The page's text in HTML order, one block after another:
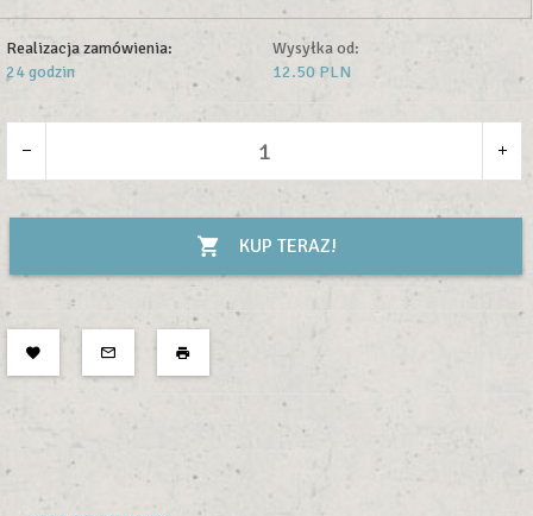
Realizacja zamówienia:
24 godzin
Wysyłka od:
12.50 PLN
KUP TERAZ!